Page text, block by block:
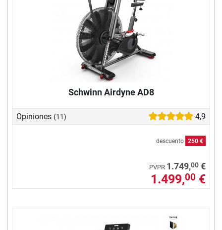
Schwinn Airdyne AD8
Opiniones (11) 4,9
descuento 250 €
PVPR 1.749,00 €
1.499,00 €